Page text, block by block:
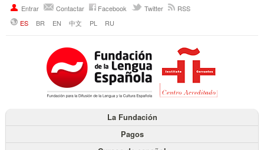
Entrar Contactar Facebook Twitter
RSS
ES
BR EN 中文 PL RU
La Fundación
Pagos